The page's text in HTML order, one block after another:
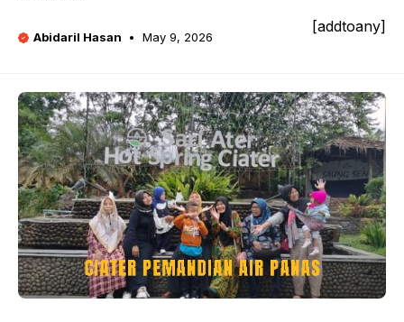
Abidaril Hasan May 9, 2026
[addtoany]